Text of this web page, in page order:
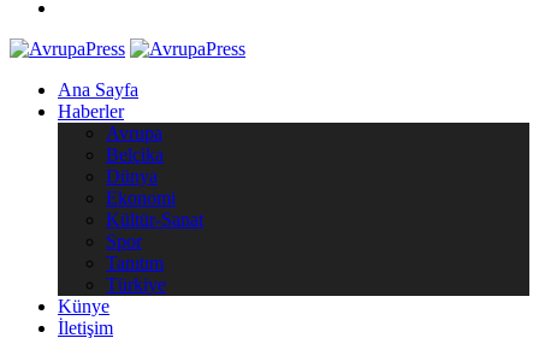
Ana Sayfa
Haberler
Avrupa
Belçika
Dünya
Ekonomi
Kültür-Sanat
Spor
Tanıtım
Türkiye
Künye
İletişim